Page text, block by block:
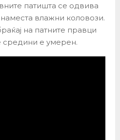
патишта се одвивa
влажни коловози.
на патните правци
средини е умерен.